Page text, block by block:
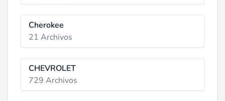
Cherokee
21 Archivos
CHEVROLET
729 Archivos